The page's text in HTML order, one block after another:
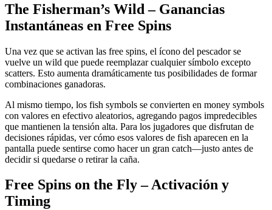
The Fisherman’s Wild – Ganancias
Instantáneas en Free Spins
Una vez que se activan las free spins, el ícono del pescador se
vuelve un wild que puede reemplazar cualquier símbolo excepto
scatters. Esto aumenta dramáticamente tus posibilidades de formar
combinaciones ganadoras.
Al mismo tiempo, los fish symbols se convierten en money symbols
con valores en efectivo aleatorios, agregando pagos impredecibles
que mantienen la tensión alta. Para los jugadores que disfrutan de
decisiones rápidas, ver cómo esos valores de fish aparecen en la
pantalla puede sentirse como hacer un gran catch—justo antes de
decidir si quedarse o retirar la caña.
Free Spins on the Fly – Activación y
Timing